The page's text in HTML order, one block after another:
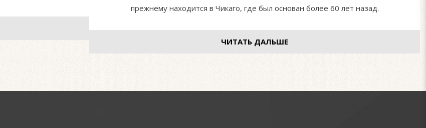
прежнему находится в Чикаго, где был основан более 60 лет назад.
ЧИТАТЬ ДАЛЬШЕ